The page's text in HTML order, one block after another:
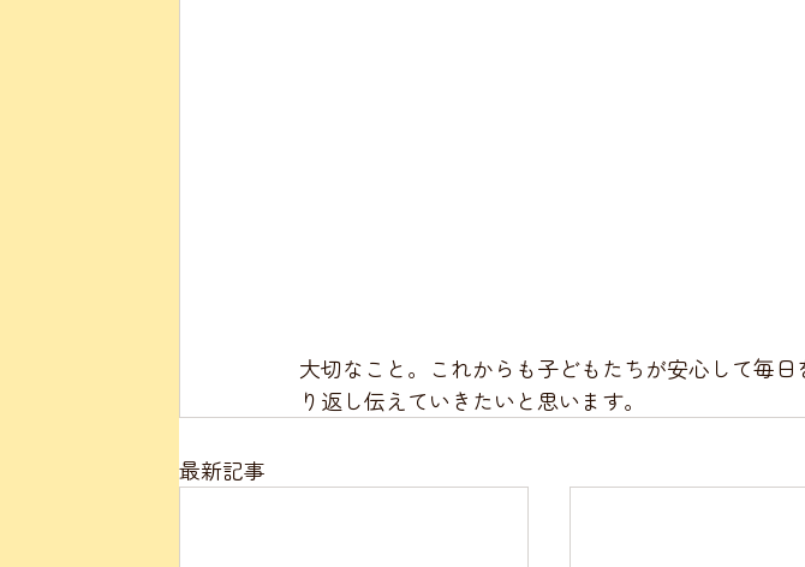
大切なこと。これからも子どもたちが安心して毎
り返し伝えていきたいと思います。
最新記事